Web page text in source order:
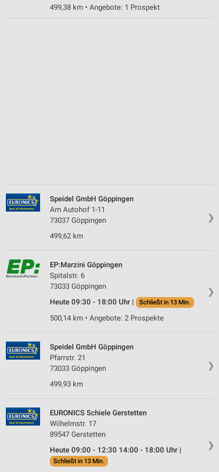
499,38 km • Angebote: 1 Prospekt
❯
Speidel GmbH Göppingen
Am Autohof 1-11
73037 Göppingen
499,62 km
❯
EP:Marzini Göppingen
Spitalstr. 6
73033 Göppingen
Heute 09:30 - 18:00 Uhr |
Schließt in 13 Min.
500,14 km • Angebote: 2 Prospekte
❯
Speidel GmbH Göppingen
Pfarrstr. 21
73033 Göppingen
499,93 km
❯
EURONICS Schiele Gerstetten
Wilhelmstr. 17
89547 Gerstetten
Heute 09:00 - 12:30 14:00 - 18:00 Uhr |
Schließt in 13 Min.